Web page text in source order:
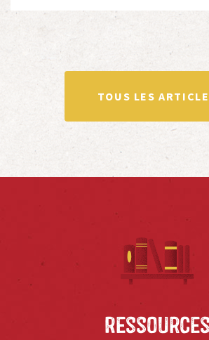
totalité ou partiellement afin de
TOUS LES
Ressources